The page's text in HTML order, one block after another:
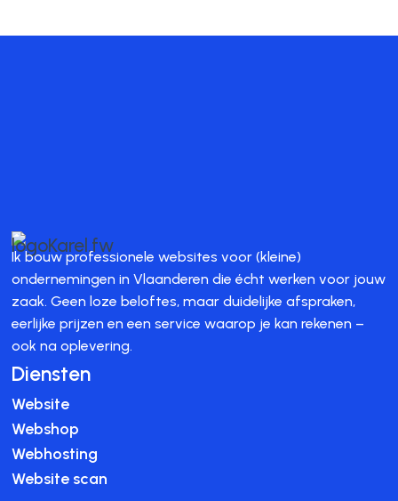
Ik bouw professionele websites voor (kleine)
ondernemingen in Vlaanderen die écht werken voor jouw
zaak. Geen loze beloftes, maar duidelijke afspraken,
eerlijke prijzen en een service waarop je kan rekenen –
ook na oplevering.
Diensten
Website
Webshop
Webhosting
Website scan